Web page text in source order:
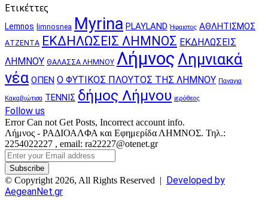
Ετικέττες
Lemnos limnosnea Myrina PLAYLAND Ήφαιστος ΑΘΛΗΤΙΣΜΟΣ
ΑΤΖΕΝΤΑ ΕΚΔΗΛΩΣΕΙΣ ΛΗΜΝΟΣ ΕΚΔΗΛΩΣΕΙΣ
ΛΗΜΝΟΥ ΘΑΛΑΣΣΑ ΛΗΜΝΟΥ Λήμνος Λημνιακά
νέα ΟΠΕΝ Ο ΦΥΤΙΚΟΣ ΠΛΟΥΤΟΣ ΤΗΣ ΛΗΜΝΟΥ Παναγια
Κακαβιώτισα ΤΕΝΝΙΣ δήμος Λήμνου ιερόθεος
Follow us
Error Can not Get Posts, Incorrect account info.
Λήμνος - ΡΑΔΙΟΑΛΦΑ και Εφημερίδα ΛΗΜΝΟΣ. Τηλ.:
2254022227 , email: ra22227@otenet.gr
Enter
your
Email
address
© Copyright 2026, All Rights Reserved | Developed by
AegeanNet.gr